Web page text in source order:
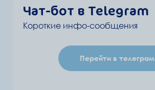
Чат-бот в Telegram
Короткие инфо-сообщения
Перейти в телеграм